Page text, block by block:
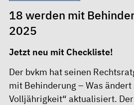
18 werden mit
2025
Jetzt neu mit Checkliste!
Der bvkm hat seinen
mit Behinderung – Was ändert
Volljährigkeit“ aktualisiert.